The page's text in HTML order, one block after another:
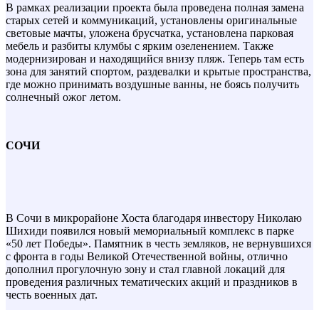
В рамках реализации проекта была проведена полная замена
старых сетей и коммуникаций, установлены оригинальные
световые мачты, уложена брусчатка, установлена парковая
мебель и разбиты клумбы с ярким озеленением. Также
модернизирован и находящийся внизу пляж. Теперь там есть
зона для занятий спортом, раздевалки и крытые пространства,
где можно принимать воздушные ванны, не боясь получить
солнечный ожог летом.
СОЧИ
В Сочи в микрорайоне Хоста благодаря инвестору Николаю
Шихиди появился новый мемориальный комплекс в парке
«50 лет Победы». Памятник в честь земляков, не вернувшихся
с фронта в годы Великой Отечественной войны, отлично
дополнил прогулочную зону и стал главной локаций для
проведения различных тематических акций и праздников в
честь военных дат.